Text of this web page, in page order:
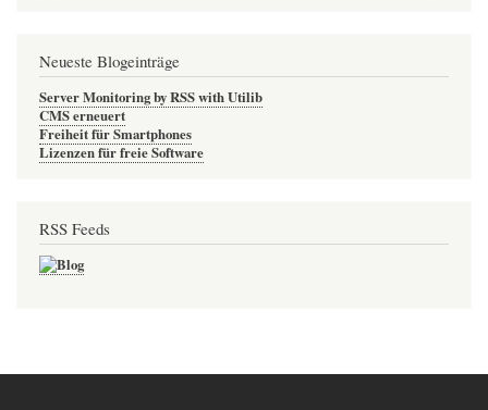
Neueste Blogeinträge
Server Monitoring by RSS with Utilib
CMS erneuert
Freiheit für Smartphones
Lizenzen für freie Software
RSS Feeds